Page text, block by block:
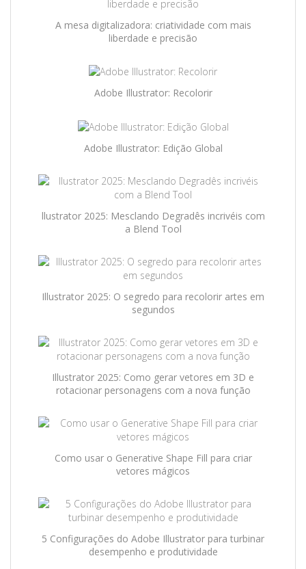
A mesa digitalizadora: criatividade com mais
liberdade e precisão
Adobe Illustrator: Recolorir
Adobe Illustrator: Edição Global
llustrator 2025: Mesclando Degradês incrivéis com
a Blend Tool
Illustrator 2025: O segredo para recolorir artes em
segundos
Illustrator 2025: Como gerar vetores em 3D e
rotacionar personagens com a nova função
Como usar o Generative Shape Fill para criar
vetores mágicos
5 Configurações do Adobe Illustrator para turbinar
desempenho e produtividade